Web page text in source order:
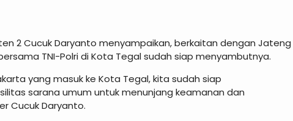
2 Cucuk Daryanto menyampaikan, berkaitan dengan Jateng
TNI-Polri di Kota Tegal sudah siap menyambutnya.
yang masuk ke Kota Tegal, kita sudah siap
sarana umum untuk menunjang keamanan dan
Cucuk Daryanto.